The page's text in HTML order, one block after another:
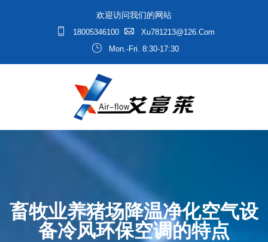
欢迎访问我们的网站
18005346100
Xu781213@126.com
Mon.-Fri. 8:30-17:30
畜牧业养猪场降温净化空气设
备冷风环保空调的特点